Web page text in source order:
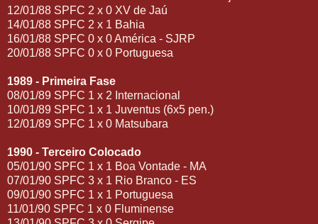
12/01/88 SPFC 2 x 0 XV de Jaú
14/01/88 SPFC 2 x 1 Bahia
16/01/88 SPFC 0 x 0 América - SJRP
20/01/88 SPFC 0 x 0 Portuguesa
1989 - Primeira Fase
08/01/89 SPFC 1 x 2 Internacional
10/01/89 SPFC 1 x 1 Juventus (6x5 pen.)
12/01/89 SPFC 1 x 0 Matsubara
1990 - Terceiro Colocado
05/01/90 SPFC 1 x 1 Boa Vontade - MA
07/01/90 SPFC 3 x 1 Rio Branco - ES
09/01/90 SPFC 1 x 1 Portuguesa
11/01/90 SPFC 1 x 0 Fluminense